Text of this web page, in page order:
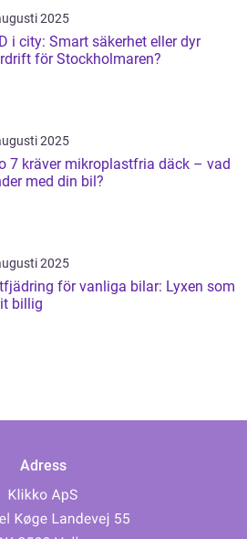
2025
i city: Smart säkerhet eller dyr
för Stockholmaren?
2025
7 kräver mikroplastfria däck – vad
med din bil?
2025
för vanliga bilar: Lyxen som
billig
Adress